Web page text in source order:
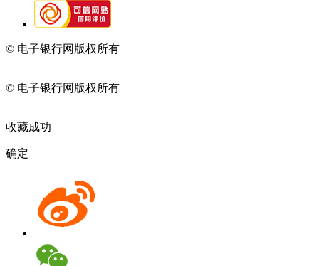
© 电子银行网版权所有
© 电子银行网版权所有
收藏成功
确定